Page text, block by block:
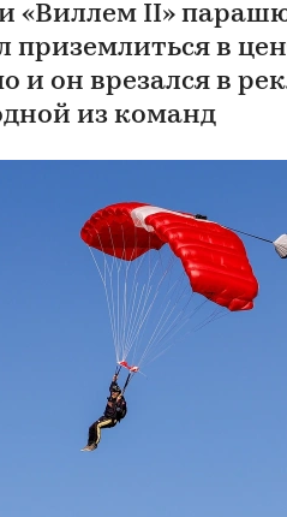
и «Виллем II»
приземлиться в
и он врезался в
из команд